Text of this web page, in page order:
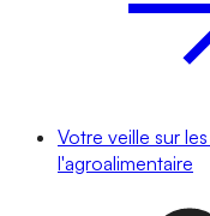
Votre veille sur
l'agroalimentaire